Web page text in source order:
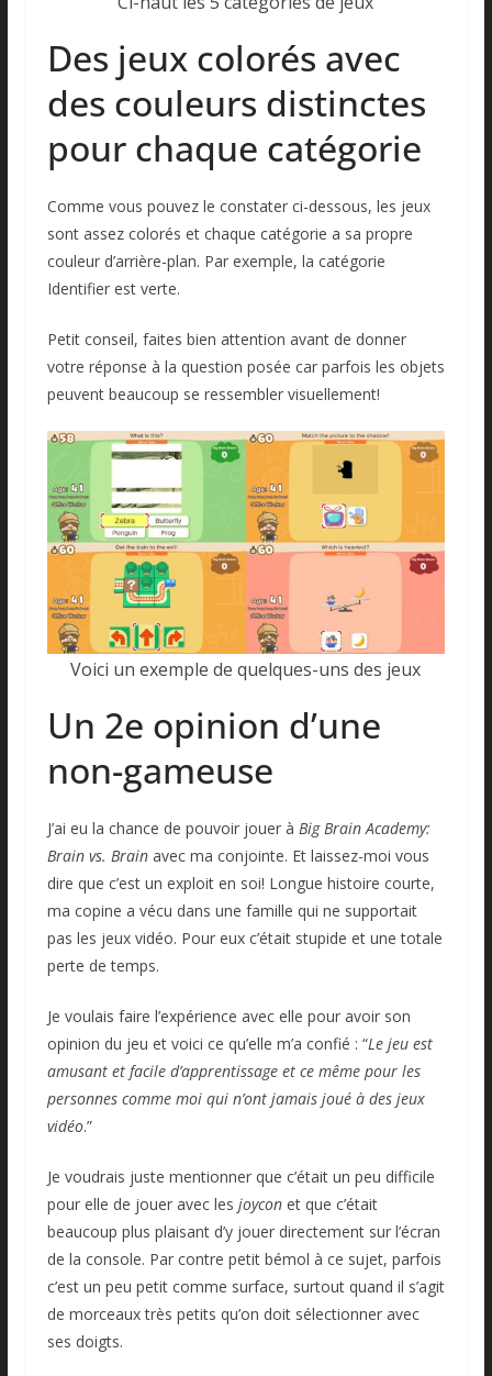
Des jeux colorés avec
des couleurs distinctes
pour chaque catégorie
Comme vous pouvez le constater ci-dessous, les jeux
sont assez colorés et chaque catégorie a sa propre
couleur d’arrière-plan. Par exemple, la catégorie
Identifier est verte.
Petit conseil, faites bien attention avant de donner
votre réponse à la question posée car parfois les objets
peuvent beaucoup se ressembler visuellement!
Voici un exemple de quelques-uns des jeux
Un 2e opinion d’une
non-gameuse
J’ai eu la chance de pouvoir jouer à Big Brain Academy:
Brain vs. Brainavec ma conjointe. Et laissez-moi vous
dire que c’est un exploit en soi! Longue histoire courte,
ma copine a vécu dans une famille qui ne supportait
pas les jeux vidéo. Pour eux c’était stupide et une totale
perte de temps.
Je voulais faire l’expérience avec elle pour avoir son
opinion du jeu et voici ce qu’elle m’a confié : “Le jeu est
amusant et facile d’apprentissage et ce même pour les
personnes comme moi qui n’ont jamais joué à des jeux
vidéo.”
Je voudrais juste mentionner que c’était un peu difficile
pour elle de jouer avec les joyconet que c’était
beaucoup plus plaisant d’y jouer directement sur l’écran
de la console. Par contre petit bémol à ce sujet, parfois
c’est un peu petit comme surface, surtout quand il s’agit
de morceaux très petits qu’on doit sélectionner avec
ses doigts.